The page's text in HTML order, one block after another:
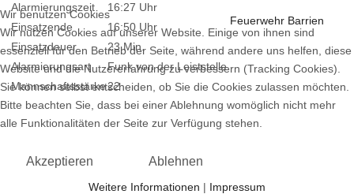
Alarmierungszeit
16:27 Uhr
Einsatzende
16:50 Uhr
Einsatzdauer
23 Min.
Alarmierungsart
Funk von der Leiststelle
Mannschaftsstärke22
Feuerwehr Barrien
Wir benutzen Cookies
Wir nutzen Cookies auf unserer Website. Einige von ihnen sind
essenziell für den Betrieb der Seite, während andere uns helfen, diese
Website und die Nutzererfahrung zu verbessern (Tracking Cookies).
Sie können selbst entscheiden, ob Sie die Cookies zulassen möchten.
Bitte beachten Sie, dass bei einer Ablehnung womöglich nicht mehr
alle Funktionalitäten der Seite zur Verfügung stehen.
Akzeptieren Ablehnen
Weitere Informationen | Impressum